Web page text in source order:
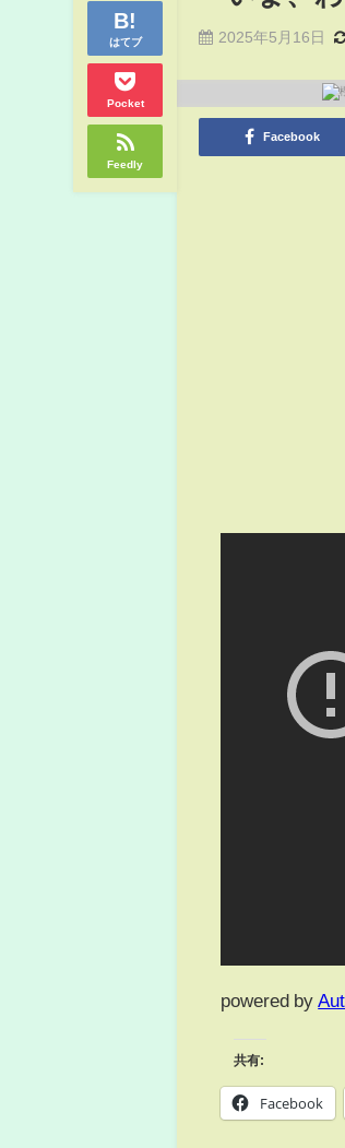
はてブ
Pocket
Feedly
2025年5月16日
Facebook
powered by
共有:
Facebook